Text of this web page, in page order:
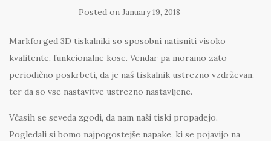
Posted on January 19, 2018
Markforged 3D tiskalniki so sposobni natisniti visoko
kvalitente, funkcionalne kose. Vendar pa moramo zato
periodično poskrbeti, da je naš tiskalnik ustrezno vzdrževan,
ter da so vse nastavitve ustrezno nastavljene.
Včasih se seveda zgodi, da nam naši tiski propadejo.
Pogledali si bomo najpogostejše napake, ki se pojavijo na